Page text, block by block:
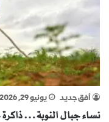
أفق جديد يونيو 29, 2026
نساء جبال النوبة…